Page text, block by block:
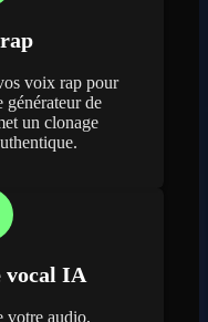
voix rap pour
générateur de
un clonage
vocal IA
votre audio,